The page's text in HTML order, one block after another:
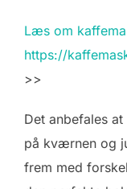
Læs om
https://
>>
Det anbefales
på kværnen og
frem med